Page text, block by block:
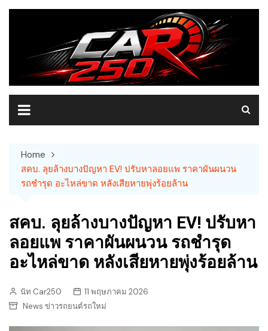
Skip
Home
สคบ. ลุยล้างบางปัญหา EV! ปรับหาลอยแพ ราคาผันผนวน
รถชำรุด อะไหล่ขาด หลังเสียหายพุ่งร้อยล้าน
สคบ. ลุยล้างบางปัญหา EV! ปรับหา
ลอยแพ ราคาผันผนวน รถชำรุด
อะไหล่ขาด หลังเสียหายพุ่งร้อยล้าน
นัท Car250
11 พฤษภาคม 2026
News ข่าวรถยนต์รถใหม่